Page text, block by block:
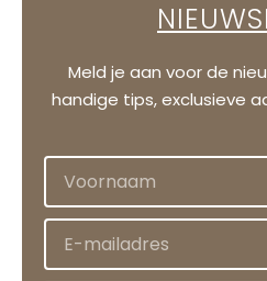
Meld je aan voor de
handige tips, exclusieve